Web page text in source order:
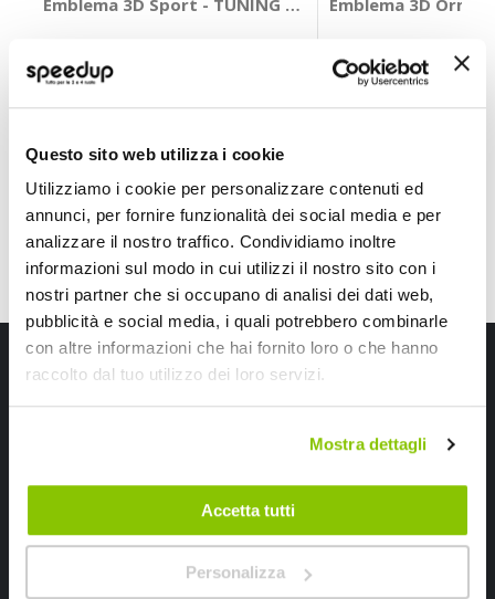
Questo sito web utilizza i cookie
Utilizziamo i cookie per personalizzare contenuti ed
annunci, per fornire funzionalità dei social media e per
analizzare il nostro traffico. Condividiamo inoltre
informazioni sul modo in cui utilizzi il nostro sito con i
nostri partner che si occupano di analisi dei dati web,
pubblicità e social media, i quali potrebbero combinarle
con altre informazioni che hai fornito loro o che hanno
raccolto dal tuo utilizzo dei loro servizi.
Mostra dettagli
Accetta tutti
Personalizza
Emblema 3D Sport - TUNING GURU
Chrome/red 137x20x6mm
7,45 €
Emblema 3D Orma
40,15x40x2,8mm
7,45 €
Iscriviti alla newsletter Speedup
Ricevi subito uno sconto del 10% per il tuo primo acquisto online!
Ho letto e accettato il documento